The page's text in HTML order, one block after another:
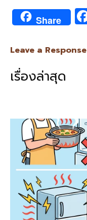
Share
Leave a Response
เรื่องล่าสุด